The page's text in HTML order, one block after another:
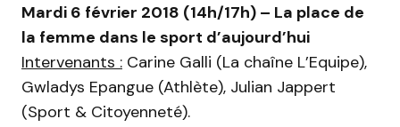
Mardi 6 février 2018 (14h/17h) – La place de
la femme dans le sport d’aujourd’hui
Intervenants : Carine Galli (La chaîne L’Equipe),
Gwladys Epangue (Athlète), Julian Jappert
(Sport & Citoyenneté).